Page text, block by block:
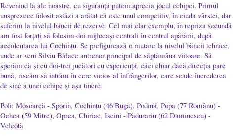
Revenind la ale noastre, cu siguranță putem aprecia jocul echipei. Primul
unsprezece folosit astăzi a arătat că este unul competitiv, în ciuda vârstei, dar
suferim la nivelul băncii de rezerve. Cel mai clar exemplu, în repriza secundă
am fost forțați să folosim doi mijlocași centrali în centrul apărării, după
accidentarea lui Cochințu. Se prefigurează o mutare la nivelul băncii tehnice,
unde ar veni Silviu Bălace antrenor principal de săptămâna viitoare. Să
sperăm că și cu doi-trei jucători cu experiență, căci chiar dacă direcția pare
bună, riscăm să intrăm în cerc vicios al înfrângerilor, care scade încrederea
de sine a unei echipe și așa tinere.
Poli: Mosoarcă - Sporin, Cochințu (46 Buga), Podină, Popa (77 Românu) -
Ochea (59 Mitre), Oprea, Chiriac, Iseini - Pădurariu (62 Daminescu) -
Velcotă